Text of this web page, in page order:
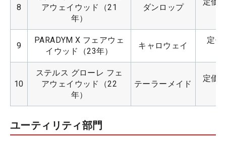
8
アウェイウッド（21
年）
ダンロップ
定価
9
PARADYM X フェアウェ
イウッド（23年）
キャロウェイ
定価
10
ステルス グローレ フェ
アウェイウッド（22
年）
テーラーメイド
定価
ユーティリティ部門